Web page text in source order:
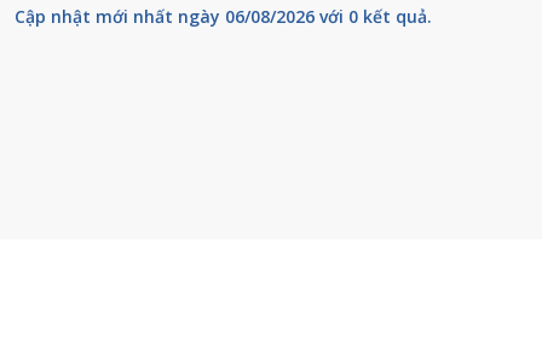
Cập nhật mới nhất ngày 06/08/2026 với 0 kết quả.